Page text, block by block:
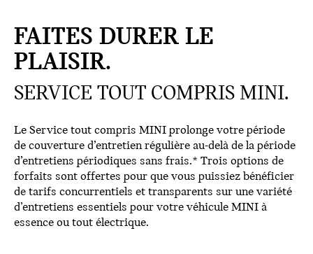
FAITES DURER LE
PLAISIR.
SERVICE TOUT COMPRIS MINI.
Le Service tout compris MINI prolonge votre période
de couverture d’entretien régulière au-delà de la période
d’entretiens périodiques sans frais.* Trois options de
forfaits sont offertes pour que vous puissiez bénéficier
de tarifs concurrentiels et transparents sur une variété
d’entretiens essentiels pour votre véhicule MINI à
essence ou tout électrique.